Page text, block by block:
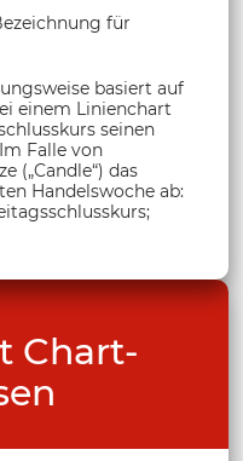
für
basiert auf
einem Linienchart
seinen
Falle von
(„Candle“) das
Handelswoche ab:
Chart-